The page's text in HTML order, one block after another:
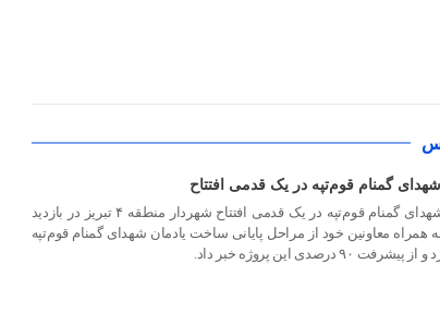
شهدای گمنام قوم‌تپه در یک قدمی افتتاح
یادمان شهدای گمنام قوم‌تپه در یک قدمی افتتاح شهردار منطقه ۴ تبریز در بازدید
همراه معاونین خود از مراحل پایانی ساخت یادمان شهدای گمنام قوم‌تپه
۹۰ درصدی این پروژه خبر داد.